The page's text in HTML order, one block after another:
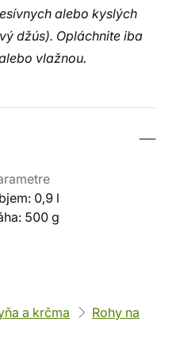
alebo kyslých
džús). Opláchnite iba
vlažnou.
0,9 l
500 g
a krčma
Rohy na